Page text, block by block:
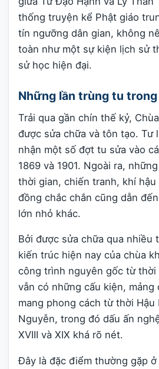
thống truyện kể Phật giáo
tín ngưỡng dân gian, không
toàn như một sự kiện lịch sử
sử học hiện đại.
Những lần trùng tu
Trải qua gần chín thế kỷ,
được sửa chữa và tôn tạo. Tư
nhận một số đợt tu sửa vào
1869 và 1901. Ngoài ra,
thời gian, chiến tranh, khí
đồng chắc chắn cũng dẫn
lớn nhỏ khác.
Bởi được sửa chữa qua nhiều
kiến trúc hiện nay của chùa
công trình nguyên gốc từ thời
vẫn có những cấu kiện, mảng
mang phong cách từ thời Hậu
Nguyễn, trong đó dấu ấn
XVIII và XIX khá rõ nét.
Đây là đặc điểm thường gặp